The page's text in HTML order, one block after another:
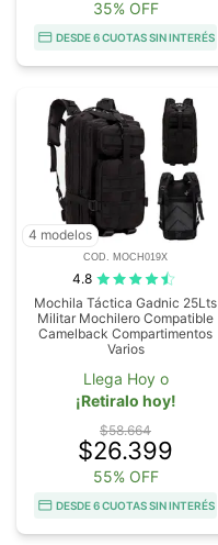
35% OFF
DESDE 6 CUOTAS SIN INTERÉS
4 modelos
COD. MOCH019X
4.8
Mochila Táctica Gadnic 25Lts
Militar Mochilero Compatible
Camelback Compartimentos
Varios
Llega Hoy o
¡Retiralo hoy!
$58.664
$26.399
55% OFF
DESDE 6 CUOTAS SIN INTERÉS